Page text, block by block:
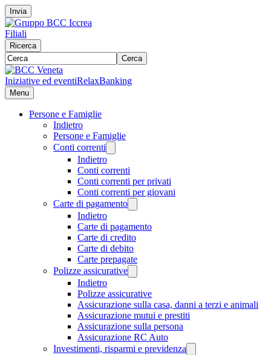
Invia
Filiali
Ricerca
Cerca
Iniziative ed eventiRelaxBanking
Menu
Persone e Famiglie
Indietro
Persone e Famiglie
Conti correnti
Indietro
Conti correnti
Conti correnti per privati
Conti correnti per giovani
Carte di pagamento
Indietro
Carte di pagamento
Carte di credito
Carte di debito
Carte prepagate
Polizze assicurative
Indietro
Polizze assicurative
Assicurazione sulla casa, danni a terzi e animali
Assicurazione mutui e prestiti
Assicurazione sulla persona
Assicurazione RC Auto
Investimenti, risparmi e previdenza